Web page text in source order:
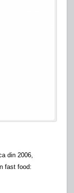
din 2006,
fast food: